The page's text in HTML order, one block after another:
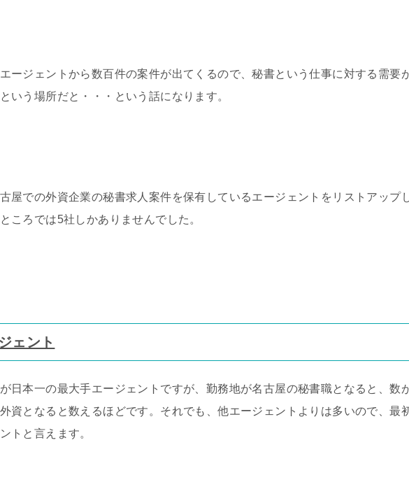
ージェントから数百件の案件が出てくるので、秘書という仕事に対する需要
いう場所だと・・・という話になります。
屋での外資企業の秘書求人案件を保有しているエージェントをリストアップ
ころでは5社しかありませんでした。
ェント
日本一の最大手エージェントですが、勤務地が名古屋の秘書職となると、数
資となると数えるほどです。それでも、他エージェントよりは多いので、最
トと言えます。